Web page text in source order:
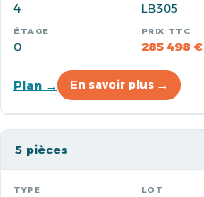
4 LB305
0 285 498 €
Plan → En savoir plus →
5 pièces